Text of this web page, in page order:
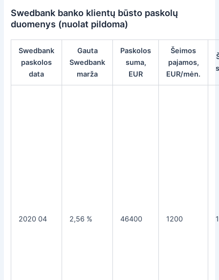
Swedbank banko klientų būsto paskolų
duomenys (nuolat pildoma)
Swedbank
paskolos
data
Gauta
Swedbank
marža
Paskolos
suma,
EUR
Šeimos
pajamos,
EUR/mėn.
2020 04 2,56 % 46400 1200 1